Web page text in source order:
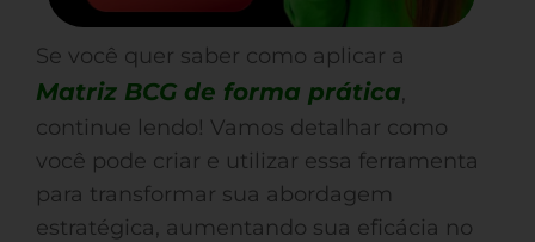
Se você quer saber como aplicar a
Matriz BCG de forma prática,
continue lendo! Vamos detalhar como
você pode criar e utilizar essa ferramenta
para transformar sua abordagem
estratégica, aumentando sua eficácia no